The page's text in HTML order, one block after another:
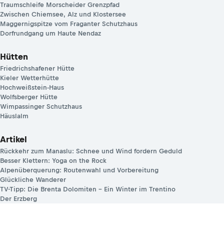
Traumschleife Morscheider Grenzpfad
Zwischen Chiemsee, Alz und Klostersee
Maggernigspitze vom Fraganter Schutzhaus
Dorfrundgang um Haute Nendaz
Hütten
Friedrichshafener Hütte
Kieler Wetterhütte
Hochweißstein-Haus
Wolfsberger Hütte
Wimpassinger Schutzhaus
Häuslalm
Artikel
Rückkehr zum Manaslu: Schnee und Wind fordern Geduld
Besser Klettern: Yoga on the Rock
Alpenüberquerung: Routenwahl und Vorbereitung
Glückliche Wanderer
TV-Tipp: Die Brenta Dolomiten – Ein Winter im Trentino
Der Erzberg